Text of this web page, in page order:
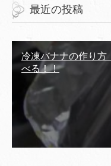
最近の投稿
冷凍バナナの作り方
べる！！